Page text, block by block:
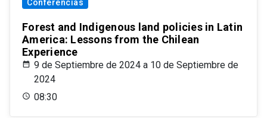
Conferencias
Forest and Indigenous land policies in Latin
America: Lessons from the Chilean
Experience
9 de Septiembre de 2024 a 10 de Septiembre de
2024
08:30